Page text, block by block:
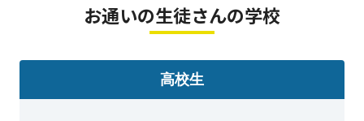
お通いの生徒さんの学校
高校生